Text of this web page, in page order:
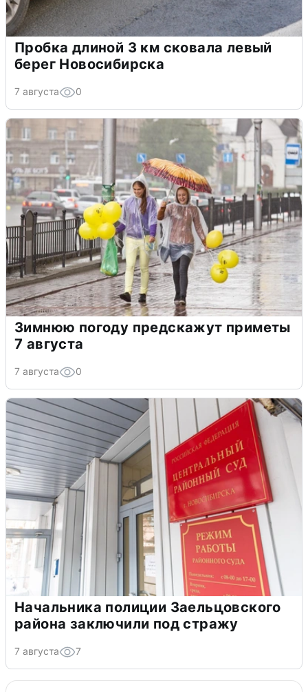
Пробка длиной 3 км сковала левый
берег Новосибирска
7 августа 0
Зимнюю погоду предскажут приметы
7 августа
7 августа 0
Начальника полиции Заельцовского
района заключили под стражу
7 августа 7